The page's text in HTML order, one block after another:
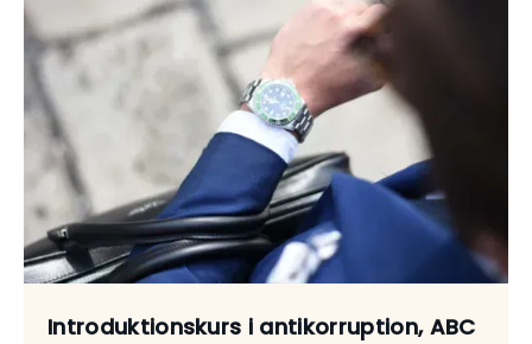
Introduktionskurs i antikorruption, ABC